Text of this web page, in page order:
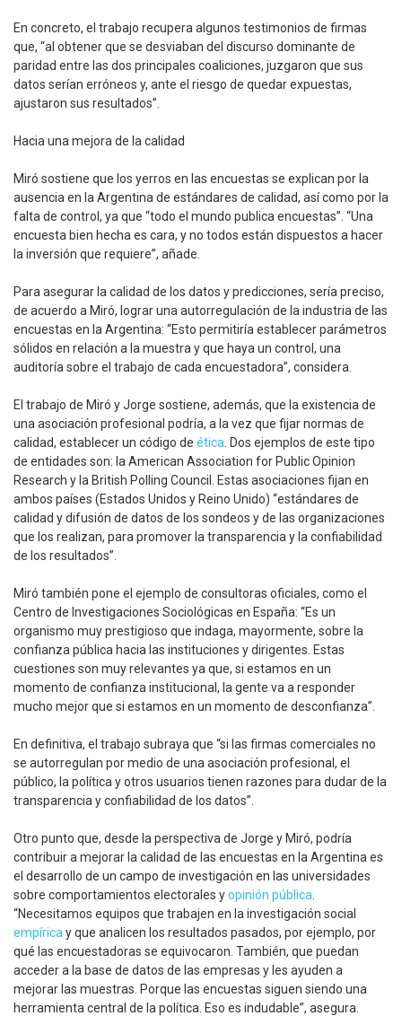
En concreto, el trabajo recupera algunos testimonios de firmas
que, “al obtener que se desviaban del discurso dominante de
paridad entre las dos principales coaliciones, juzgaron que sus
datos serían erróneos y, ante el riesgo de quedar expuestas,
ajustaron sus resultados”.
Hacia una mejora de la calidad
Miró sostiene que los yerros en las encuestas se explican por la
ausencia en la Argentina de estándares de calidad, así como por la
falta de control, ya que “todo el mundo publica encuestas”. “Una
encuesta bien hecha es cara, y no todos están dispuestos a hacer
la inversión que requiere”, añade.
Para asegurar la calidad de los datos y predicciones, sería preciso,
de acuerdo a Miró, lograr una autorregulación de la industria de las
encuestas en la Argentina: “Esto permitiría establecer parámetros
sólidos en relación a la muestra y que haya un control, una
auditoría sobre el trabajo de cada encuestadora”, considera.
El trabajo de Miró y Jorge sostiene, además, que la existencia de
una asociación profesional podría, a la vez que fijar normas de
calidad, establecer un código de ética . Dos ejemplos de este tipo
de entidades son: la American Association for Public Opinion
Research y la British Polling Council. Estas asociaciones fijan en
ambos países (Estados Unidos y Reino Unido) “estándares de
calidad y difusión de datos de los sondeos y de las organizaciones
que los realizan, para promover la transparencia y la confiabilidad
de los resultados”.
Miró también pone el ejemplo de consultoras oficiales, como el
Centro de Investigaciones Sociológicas en España: “Es un
organismo muy prestigioso que indaga, mayormente, sobre la
confianza pública hacia las instituciones y dirigentes. Estas
cuestiones son muy relevantes ya que, si estamos en un
momento de confianza institucional, la gente va a responder
mucho mejor que si estamos en un momento de desconfianza”.
En definitiva, el trabajo subraya que “si las firmas comerciales no
se autorregulan por medio de una asociación profesional, el
público, la política y otros usuarios tienen razones para dudar de la
transparencia y confiabilidad de los datos”.
Otro punto que, desde la perspectiva de Jorge y Miró, podría
contribuir a mejorar la calidad de las encuestas en la Argentina es
el desarrollo de un campo de investigación en las universidades
sobre comportamientos electorales yopinión pública
“Necesitamos equipos que trabajen en la investigación social
empírica y que analicen los resultados pasados, por ejemplo, por
qué las encuestadoras se equivocaron. También, que puedan
acceder a la base de datos de las empresas y les ayuden a
mejorar las muestras. Porque las encuestas siguen siendo una
herramienta central de la política. Eso es indudable”, asegura.